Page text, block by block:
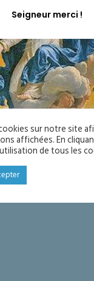
Seigneur merci !
sur notre site
affichées. En
de tous les